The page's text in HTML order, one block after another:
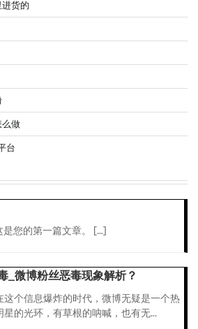
货的
么做
台
是您的第一篇文章。 […]
_微博粉丝恶毒现象解析？
个信息爆炸的时代，微博无疑是一个热
的光环，有草根的呐喊，也有无...